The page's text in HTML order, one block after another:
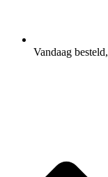
Vandaag besteld,